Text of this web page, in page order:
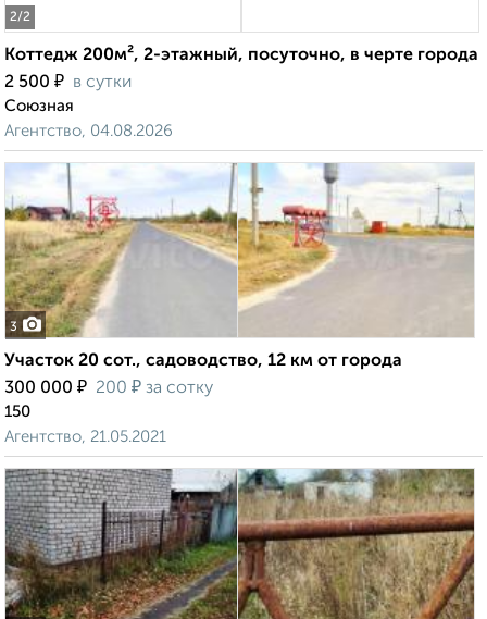
2/2
Коттедж 200м², 2-этажный, посуточно, в черте города
2 500 ₽ в сутки
Союзная
Агентство, 04.08.2026
3
Участок 20 сот., садоводство, 12 км от города
300 000 ₽ 200 ₽ за сотку
150
Агентство, 21.05.2021